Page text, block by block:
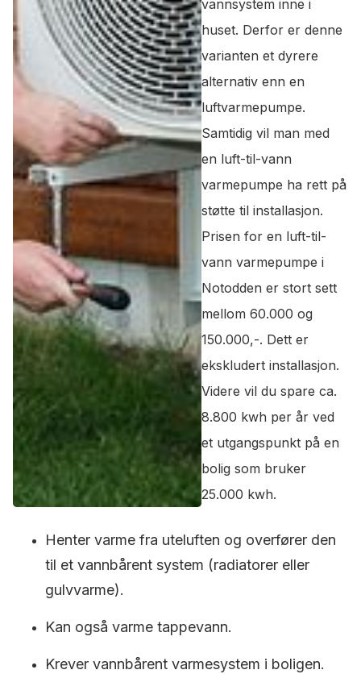
vannsystem inne i
huset. Derfor er denne
varianten et dyrere
alternativ enn en
luftvarmepumpe.
Samtidig vil man med
en luft-til-vann
varmepumpe ha rett på
støtte til installasjon.
Prisen for en luft-til-
vann varmepumpe i
Notodden er stort sett
mellom 60.000 og
150.000,-. Dett er
ekskludert installasjon.
Videre vil du spare ca.
8.800 kwh per år ved
et utgangspunkt på en
bolig som bruker
25.000 kwh.
Henter varme fra uteluften og overfører den
til et vannbårent system (radiatorer eller
gulvvarme).
Kan også varme tappevann.
Krever vannbårent varmesystem i boligen.